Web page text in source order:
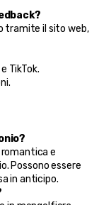
tramite il sito web,
TikTok.
e
Possono essere
in anticipo.